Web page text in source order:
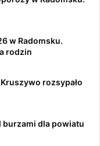
w Radomsku.
rodzin
rozsypało
dla powiatu